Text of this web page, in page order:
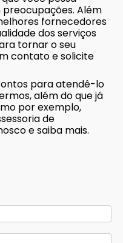
Além
fornecedores
dos serviços
tornar o seu
contato e solicite
para atendê-lo
além do que já
por exemplo,
de
e saiba mais.